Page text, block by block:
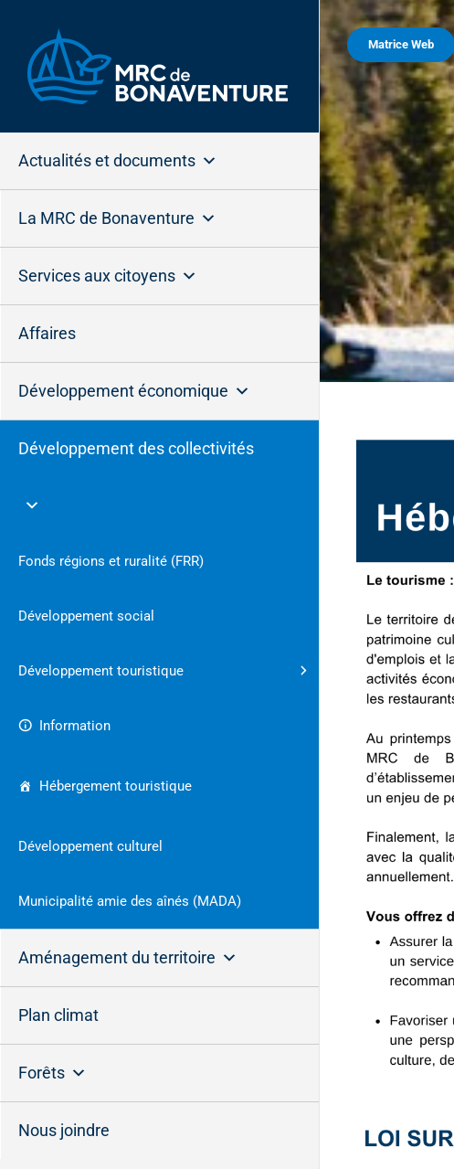
contenu
Actualités et documents
La MRC de Bonaventure
Services aux citoyens
Affaires
Développement économique
Développement des collectivités
Fonds régions et ruralité (FRR)
Développement social
Développement touristique
Information
Hébergement touristique
Développement culturel
Municipalité amie des aînés (MADA)
Aménagement du territoire
Plan climat
Forêts
Nous joindre
Matrice Web